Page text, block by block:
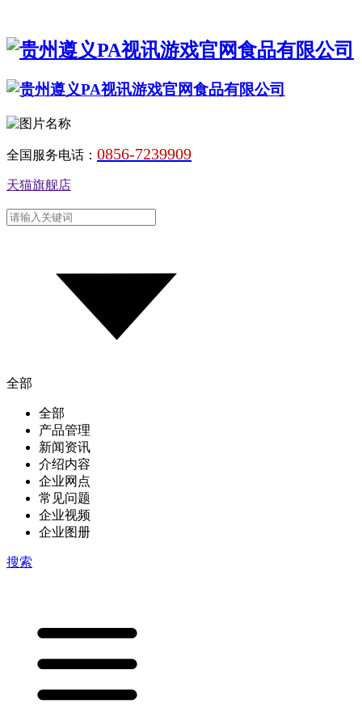
全国服务电话： 0856-7239909
天猫旗舰店
全部
全部
产品管理
新闻资讯
介绍内容
企业网点
常见问题
企业视频
企业图册
搜索